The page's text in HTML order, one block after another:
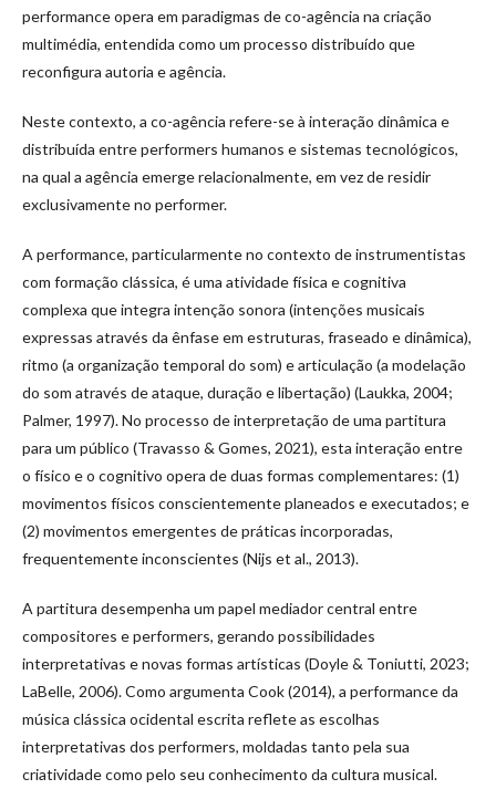
performance opera em paradigmas de co-agência na criação
multimédia, entendida como um processo distribuído que
reconfigura autoria e agência.
Neste contexto, a co-agência refere-se à interação dinâmica e
distribuída entre performers humanos e sistemas tecnológicos,
na qual a agência emerge relacionalmente, em vez de residir
exclusivamente no performer.
A performance, particularmente no contexto de instrumentistas
com formação clássica, é uma atividade física e cognitiva
complexa que integra intenção sonora (intenções musicais
expressas através da ênfase em estruturas, fraseado e dinâmica),
ritmo (a organização temporal do som) e articulação (a modelação
do som através de ataque, duração e libertação) (Laukka, 2004;
Palmer, 1997). No processo de interpretação de uma partitura
para um público (Travasso & Gomes, 2021), esta interação entre
o físico e o cognitivo opera de duas formas complementares: (1)
movimentos físicos conscientemente planeados e executados; e
(2) movimentos emergentes de práticas incorporadas,
frequentemente inconscientes (Nijs et al., 2013).
A partitura desempenha um papel mediador central entre
compositores e performers, gerando possibilidades
interpretativas e novas formas artísticas (Doyle & Toniutti, 2023;
LaBelle, 2006). Como argumenta Cook (2014), a performance da
música clássica ocidental escrita reflete as escolhas
interpretativas dos performers, moldadas tanto pela sua
criatividade como pelo seu conhecimento da cultura musical.